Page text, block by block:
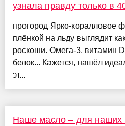
узнала правду только в
прогород Ярко-коралловое
плёнкой на льду выглядит
роскоши. Омега-3, витамин
белок... Кажется, нашёл
эт...
Наше масло – для наших